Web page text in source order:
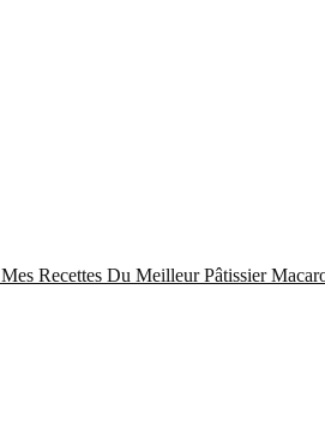
Mes Recettes Du Meilleur Pâtissier